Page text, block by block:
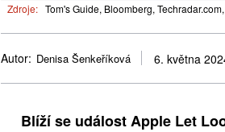
Zdroje: Tom's Guide, Bloomberg,
Autor: Denisa Šenkeříková 6. května
Blíží se událost Apple Let